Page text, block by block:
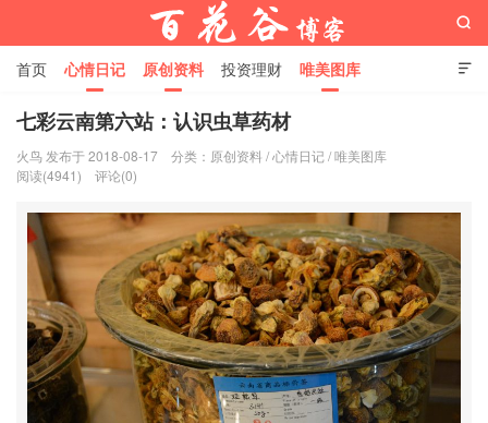

首页 心情日记 原创资料 投资理财 唯美图库
影音视频 工作照片 Python代码

七彩云南第六站：认识虫草药材
火鸟 发布于 2018-08-17 分类： 原创资料 /心情日记/唯美图库
阅读(4941)
评论(0)